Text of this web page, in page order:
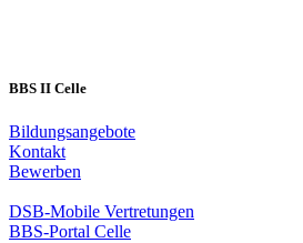
BBS II Celle
Bildungsangebote
Kontakt
Bewerben
DSB-Mobile Vertretungen
BBS-Portal Celle